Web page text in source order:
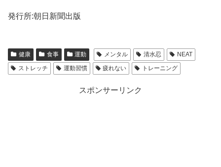
発行所:朝日新聞出版
健康 食事 運動 メンタル 清水忍
NEAT
ストレッチ
運動習慣 疲れない トレーニング
スポンサーリンク